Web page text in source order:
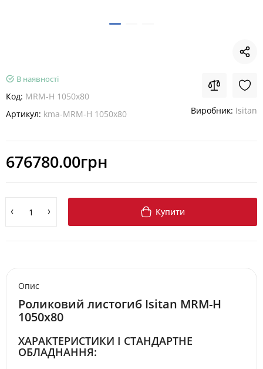
В наявності
Код: MRM-H 1050x80
Артикул: kma-MRM-H 1050x80 Виробник: Isitan
676780.00грн
Купити
Опис
Роликовий листогиб Isitan MRM-H
1050x80
ХАРАКТЕРИСТИКИ І СТАНДАРТНЕ
ОБЛАДНАННЯ: